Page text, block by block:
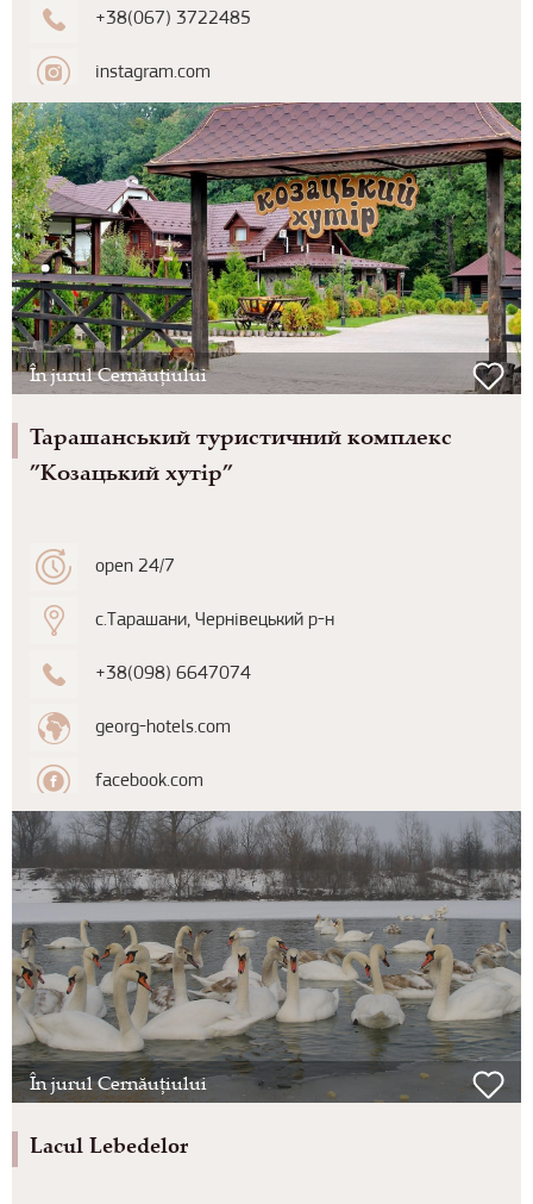
+38(067) 3722485
instagram.com
În jurul Cernăuțiului
Тарашанський туристичний комплекс
”Козацький хутір”
open 24/7
с.Тарашани, Чернівецький р-н
+38(098) 6647074
georg-hotels.com
facebook.com
În jurul Cernăuțiului
Lacul Lebedelor